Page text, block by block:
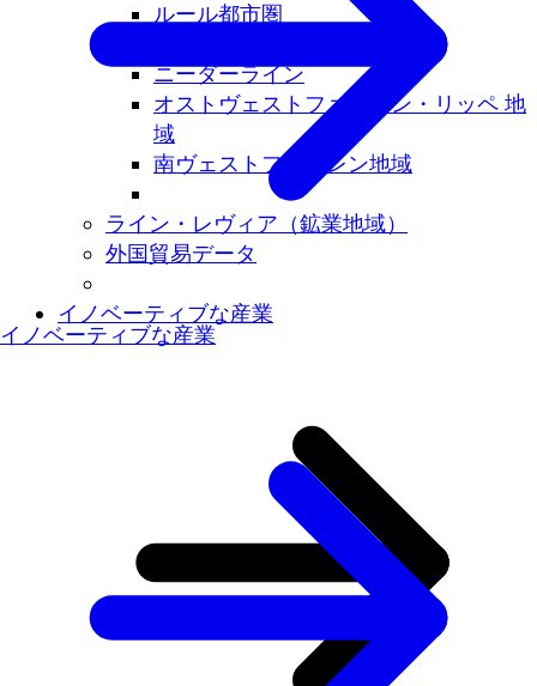
ルール都市圏
ニーダーライン
オストヴェストファーレン・リッペ 地
域
南ヴェストファーレン地域
ライン・レヴィア（鉱業地域）
外国貿易データ
イノベーティブな産業
イノベーティブな産業